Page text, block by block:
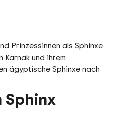
Prinzessinnen als Sphinxe
und ihrem
ägyptische Sphinxe nach
Sphinx